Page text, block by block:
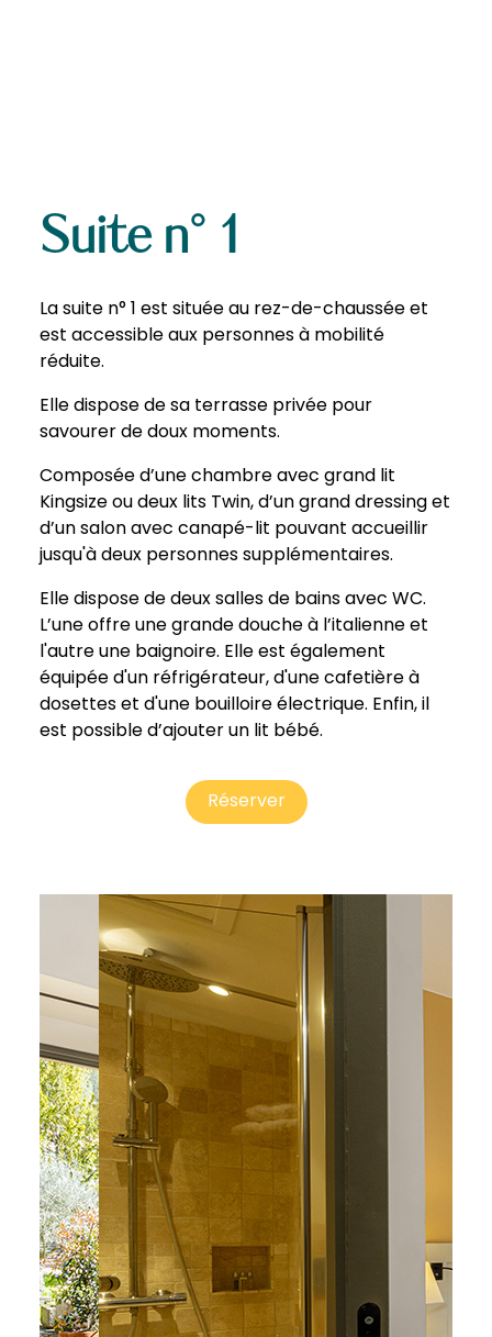
Suite n° 1
La suite n° 1 est située au rez-de-chaussée et
est accessible aux personnes à mobilité
réduite.
Elle dispose de sa terrasse privée pour
savourer de doux moments.
Composée d’une chambre avec grand lit
Kingsize ou deux lits Twin, d’un grand dressing et
d’un salon avec canapé-lit pouvant accueillir
jusqu'à deux personnes supplémentaires.
Elle dispose de deux salles de bains avec WC.
L’une offre une grande douche à l’italienne et
l'autre une baignoire. Elle est également
équipée d'un réfrigérateur, d'une cafetière à
dosettes et d'une bouilloire électrique. Enfin, il
est possible d’ajouter un lit bébé.
Réserver